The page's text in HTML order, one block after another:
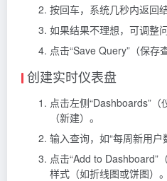
按回车，系统几秒内返回
如果结果不理想，可调整
点击“Save Query”（保存
创建实时仪表盘
点击左侧“Dashboards”
（新建）。
输入查询，如“每周新用户
点击“Add to Dashboard”
样式（如折线图或饼图）。